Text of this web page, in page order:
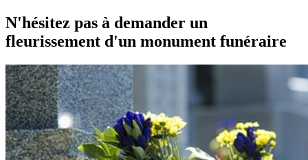
N'hésitez pas à demander un
fleurissement d'un monument funéraire